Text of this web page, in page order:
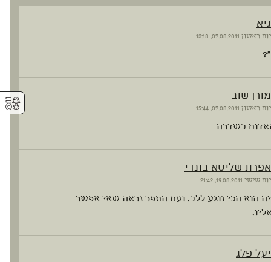
גיא
יום ראשון
מורן שוב
יום ראשון
בשדרה
אפרת שליטא בונדי
יום שישי
הוא הכי נוגע ללב. ועם התפר נראה שאי אפשר
יעל פלג
⚥︎